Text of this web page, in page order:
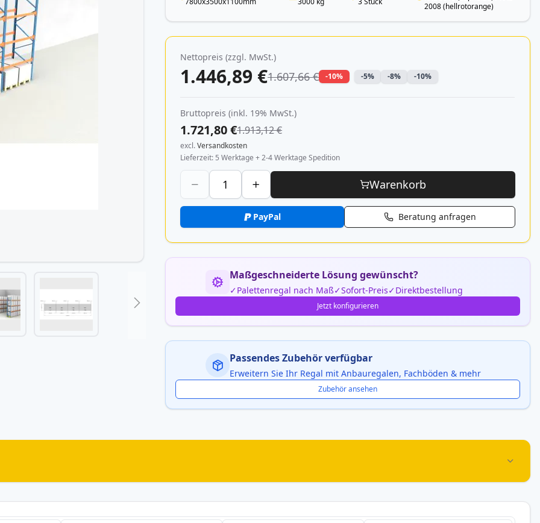
2008 (hellrotorange)
Nettopreis (zzgl. MwSt.)
1.446,89 €1.607,66 € -10% -5% -8% -10%
Bruttopreis (inkl. 19% MwSt.)
1.721,80 €1.913,12 €
excl.Versandkosten
Lieferzeit 5 Werktage + 2-4 Werktage Spedition
Warenkorb
PayPal Beratung anfragen
Maßgeschneiderte Lösung gewünscht?
Palettenregal nach Maß Sofort-Preis Direktbestellung
Jetzt konfigurieren
Passendes Zubehör verfügbar
Erweitern Sie Ihr Regal mit Anbauregalen, Fachböden & mehr
Zubehör ansehen